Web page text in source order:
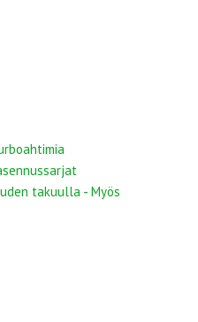
takuulla - Myös